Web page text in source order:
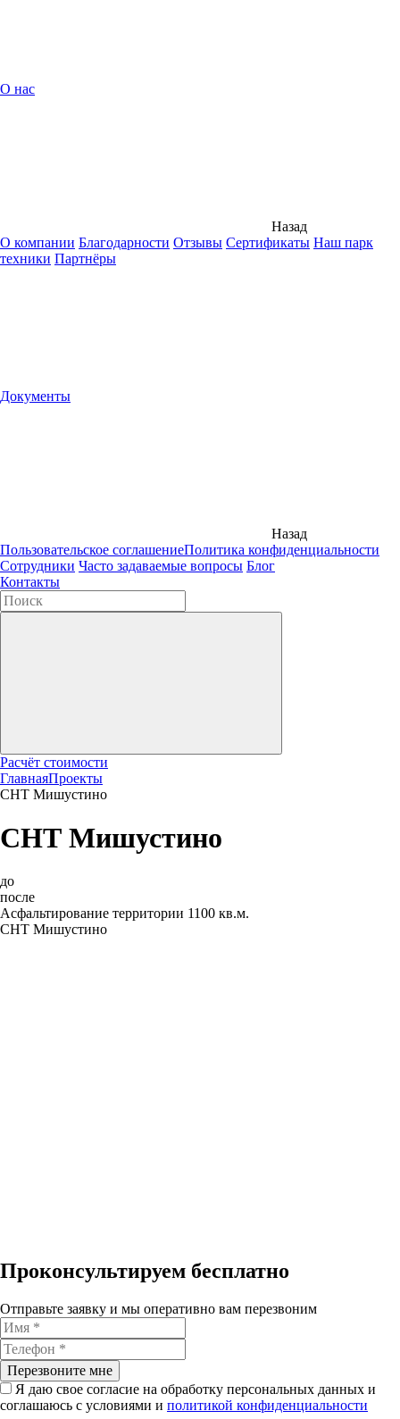
О нас
Назад
О компании Благодарности Отзывы Сертификаты Наш парк
техники Партнёры
Документы
Назад
Пользовательское соглашениеПолитика конфиденциальности
Сотрудники Часто задаваемые вопросы Блог
Контакты
Расчёт стоимости
ГлавнаяПроекты
СНТ Мишустино
СНТ Мишустино
до
после
Асфальтирование территории 1100 кв.м.
СНТ Мишустино
Проконсультируем бесплатно
Отправьте заявку и мы оперативно вам перезвоним
Перезвоните мне
Я даю свое согласие на обработку персональных данных и
соглашаюсь с условиями и политикой конфиденциальности